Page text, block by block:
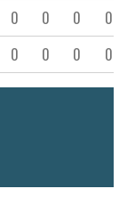
0 0 0
0
0 0 0 0